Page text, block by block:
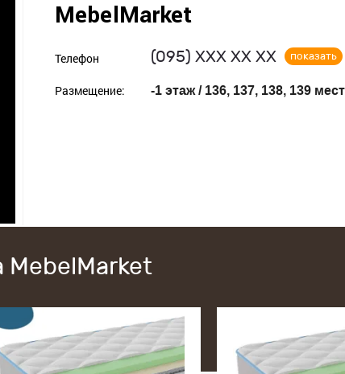
MebelMarket
Телефон (095) ХХХ ХХ ХХ показать
Размещение: -1 этаж / 136, 137, 138, 139
MebelMarket